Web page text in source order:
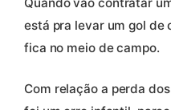
está pra levar um gol de
fica no meio de campo.
Com relação a perda